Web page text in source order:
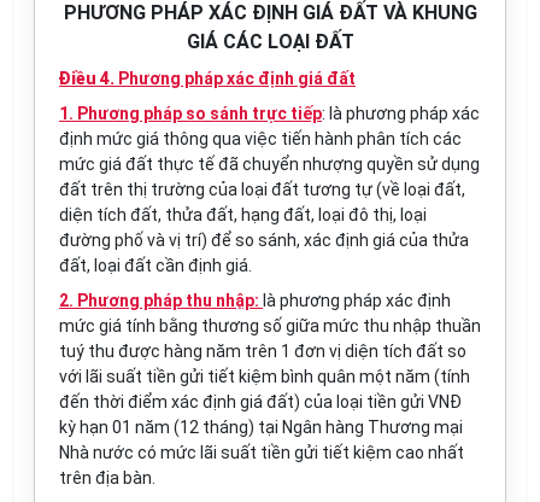
PHƯƠNG PHÁP XÁC ĐỊNH GIÁ ĐẤT VÀ KHUNG
GIÁ CÁC LOẠI ĐẤT
Điều 4. Phương pháp xác định giá đất
1. Phương pháp so sánh trực tiếp: là phương pháp xác
định mức giá thông qua việc tiến hành phân tích các
mức giá đất thực tế đã chuyển nhượng quyền sử dụng
đất trên thị trường của loại đất tương tự (về loại đất,
diện tích đất, thửa đất, hạng đất, loại đô thị, loại
đường phố và vị trí) để so sánh, xác định giá của thửa
đất, loại đất cần định giá.
2. Phương pháp thu nhập: là phương pháp xác định
mức giá tính bằng thương số giữa mức thu nhập thuần
tuý thu được hàng năm trên 1 đơn vị diện tích đất so
với lãi suất tiền gửi tiết kiệm bình quân một năm (tính
đến thời điểm xác định giá đất) của loại tiền gửi VNĐ
kỳ hạn 01 năm (12 tháng) tại Ngân hàng Thương mại
Nhà nước có mức lãi suất tiền gửi tiết kiệm cao nhất
trên địa bàn.